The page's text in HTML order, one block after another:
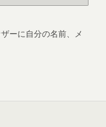
ーに自分の名前、メ